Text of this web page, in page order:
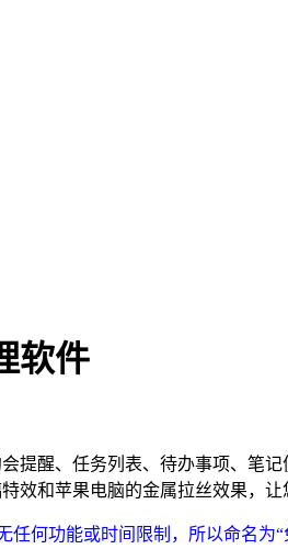
软件
醒、任务列表、待办事项、笔
效和苹果电脑的金属拉丝效果，让
何功能或时间限制，所以命名为“